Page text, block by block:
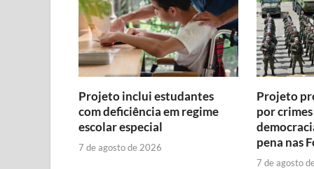
Projeto inclui estudantes
com deficiência em regime
escolar especial
7 de agosto de 2026
Projeto
por
pena nas
7 de agosto